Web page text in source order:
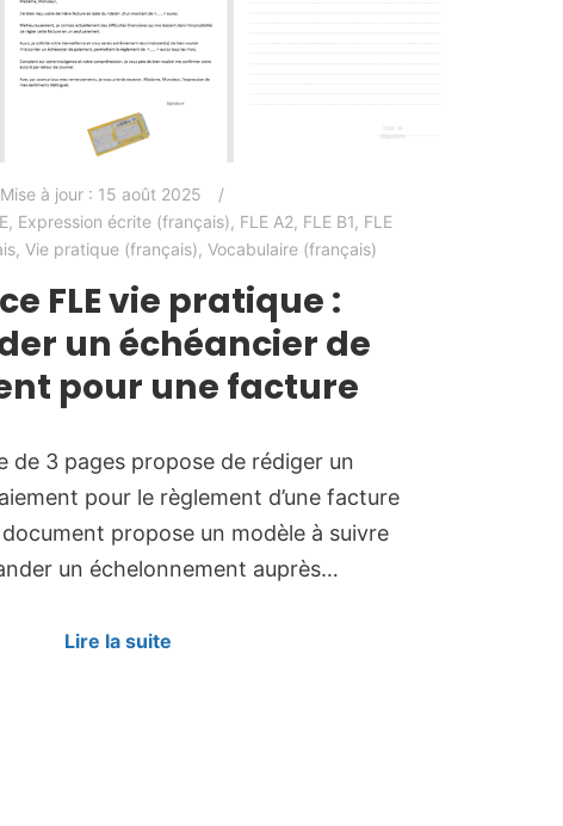
Mise à jour : 15 août 2025
, Expression écrite (français), FLE A2, FLE B1, FLE
,Vie pratique (français),Vocabulaire (français)
FLE vie pratique :
un échéancier de
pour une facture
de 3 pages propose de rédiger un
pour le règlement d’une facture
document propose un modèle à suivre
un échelonnement auprès…
Lire la suite